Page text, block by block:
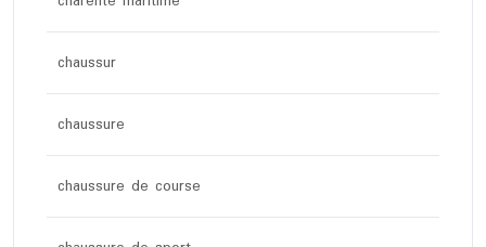
chaussur
chaussure
chaussure de course